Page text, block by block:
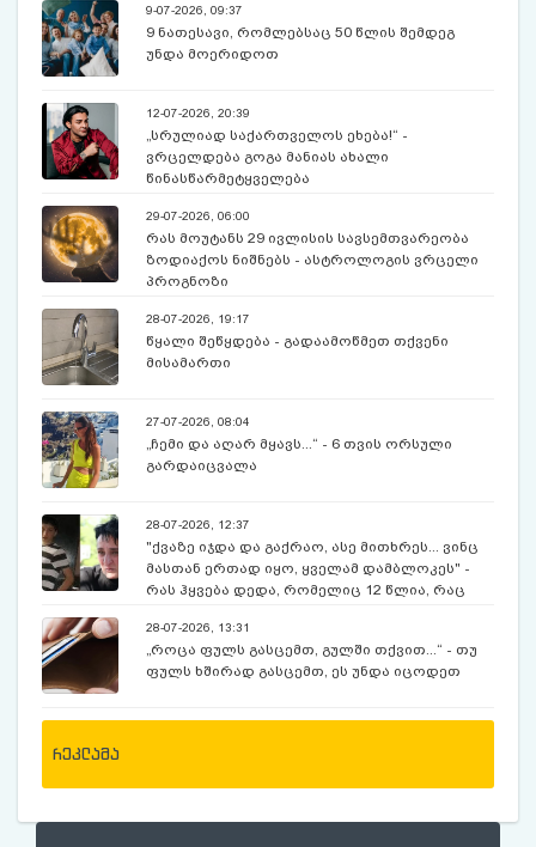
9-07-2026, 09:37
9 ნათესავი, რომლებსაც 50 წლის შემდეგ
უნდა მოერიდოთ
12-07-2026, 20:39
„სრულიად საქართველოს ეხება!“ -
ვრცელდება გოგა მანიას ახალი
წინასწარმეტყველება
29-07-2026, 06:00
რას მოუტანს 29 ივლისის სავსემთვარეობა
ზოდიაქოს ნიშნებს - ასტროლოგის ვრცელი
პროგნოზი
28-07-2026, 19:17
წყალი შეწყდება - გადაამოწმეთ თქვენი
მისამართი
27-07-2026, 08:04
„ჩემი და აღარ მყავს...“ - 6 თვის ორსული
გარდაიცვალა
28-07-2026, 12:37
"ქვაზე იჯდა და გაქრაო, ასე მითხრეს... ვინც
მასთან ერთად იყო, ყველამ დამბლოკეს" -
რას ჰყვება დედა, რომელიც 12 წლია, რაც
შვილს ეძებს
28-07-2026, 13:31
„როცა ფულს გასცემთ, გულში თქვით...“ - თუ
ფულს ხშირად გასცემთ, ეს უნდა იცოდეთ
რეკლამა